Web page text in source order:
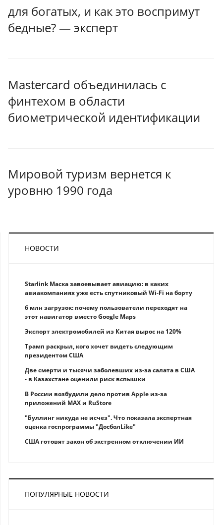
для богатых, и как это воспримут
бедные? — эксперт
Mastercard объединилась с
финтехом в области
биометрической идентификации
Мировой туризм вернется к
уровню 1990 года
НОВОСТИ
Starlink Маска завоевывает авиацию: в каких
авиакомпаниях уже есть спутниковый Wi-Fi на борту
6 млн загрузок: почему пользователи переходят на
этот навигатор вместо Google Maps
Экспорт электромобилей из Китая вырос на 120%
Трамп раскрыл, кого хочет видеть следующим
президентом США
Две смерти и тысячи заболевших из-за салата в США
- в Казахстане оценили риск вспышки
В России возбудили дело против Apple из-за
приложений MAX и RuStore
"Буллинг никуда не исчез". Что показала экспертная
оценка госпрограммы "ДосболLike"
США готовят закон об экстренном отключении ИИ
ПОПУЛЯРНЫЕ НОВОСТИ